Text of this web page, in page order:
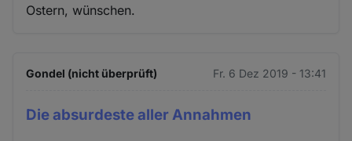
Ostern, wünschen.
Gondel (nicht überprüft) Fr. 6 Dez 2019 - 13:41
Die absurdeste aller Annahmen